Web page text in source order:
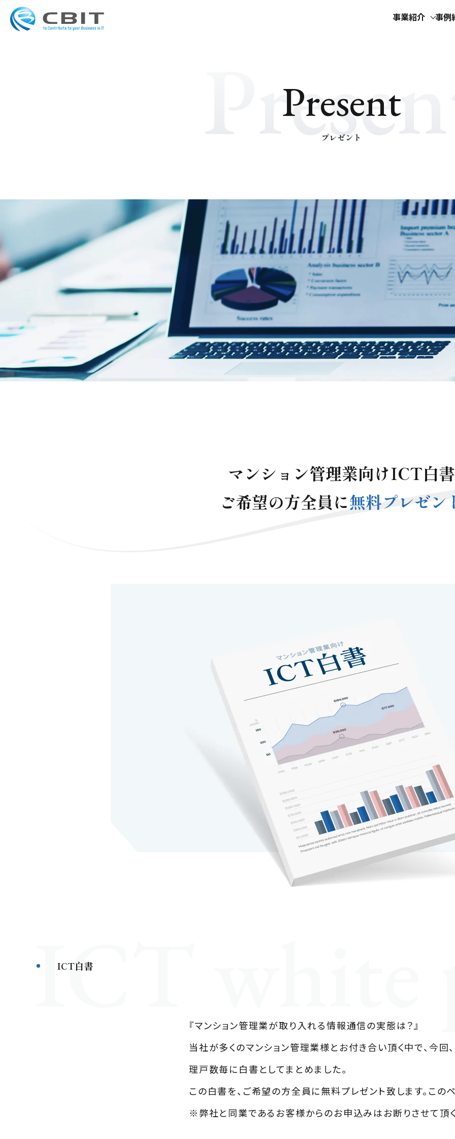
事業紹介 事例
Present
プレゼント
マンション管理業向けICT白書
ご希望の方全員に無料プレゼン
ICT white
ICT白書
『マンション管理業が取り入れる情報通信の実態は？』
当社が多くのマンション管理業様とお付き合い頂く中で、今
理戸数毎に白書としてまとめました。
この白書を、ご希望の方全員に無料プレゼント致します。この
※弊社と同業であるお客様からのお申込みはお断りさせて頂